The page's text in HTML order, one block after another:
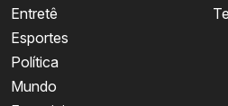
Entretê
Esportes
Política
Mundo